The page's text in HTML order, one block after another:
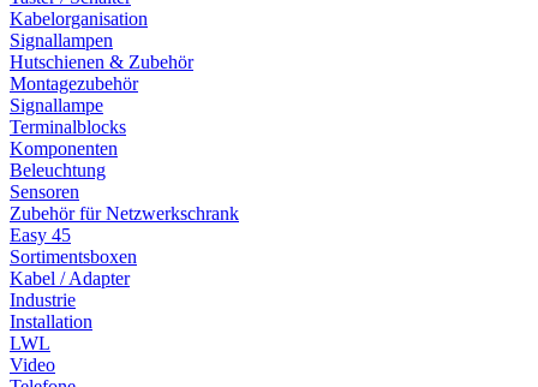
Kabelorganisation
Signallampen
Hutschienen & Zubehör
Montagezubehör
Signallampe
Terminalblocks
Komponenten
Beleuchtung
Sensoren
Zubehör für Netzwerkschrank
Easy 45
Sortimentsboxen
Kabel / Adapter
Industrie
Installation
LWL
Video